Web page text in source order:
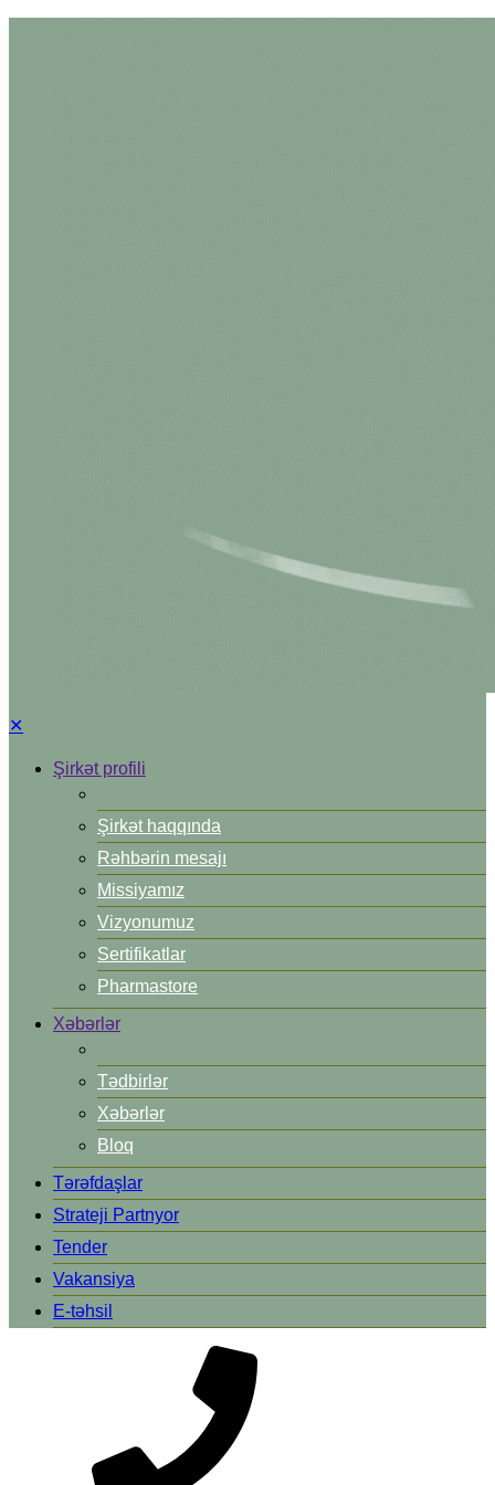
✕
Şirkət profili
Şirkət haqqında
Rəhbərin mesajı
Missiyamız
Vizyonumuz
Sertifikatlar
Pharmastore
Xəbərlər
Tədbirlər
Xəbərlər
Bloq
Tərəfdaşlar
Strateji Partnyor
Tender
Vakansiya
E-təhsil